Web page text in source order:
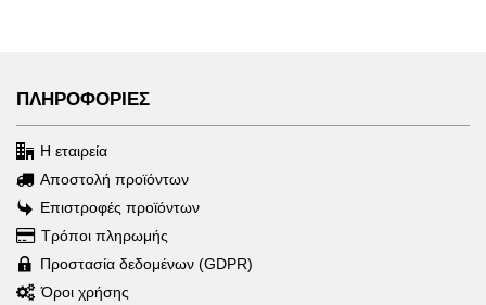
ΠΛΗΡΟΦΟΡΙΕΣ
Η εταιρεία
Αποστολή προϊόντων
Επιστροφές προϊόντων
Τρόποι πληρωμής
Προστασία δεδομένων (GDPR)
Όροι χρήσης